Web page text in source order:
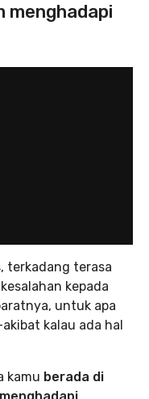
menghadapi
terkadang terasa
kepada
untuk apa
kalau ada hal
kamu berada di